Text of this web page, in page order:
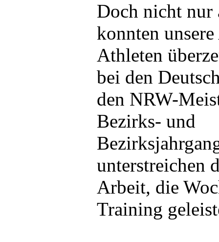
Doch nicht nur
konnten
Athleten
bei den
den NRW-
Bezirks- und
unterstreichen
Arbeit, die
Training